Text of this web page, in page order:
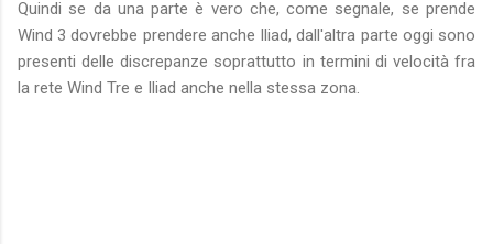
Quindi se da una parte è vero che, come segnale, se prende
Wind 3 dovrebbe prendere anche Iliad, dall'altra parte oggi sono
presenti delle discrepanze soprattutto in termini di velocità fra
la rete Wind Tre e Iliad anche nella stessa zona.